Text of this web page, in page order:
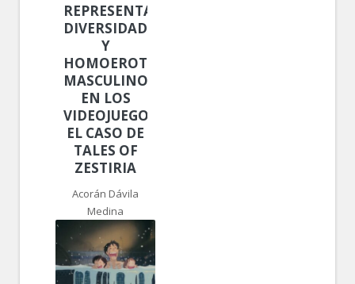
REPRESENTACIÓN,
DIVERSIDAD
Y
HOMOEROTISMO
MASCULINO
EN LOS
VIDEOJUEGOS:
EL CASO DE
TALES OF
ZESTIRIA
Acorán Dávila
Medina